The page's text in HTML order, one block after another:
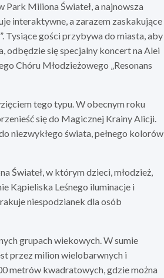
Park Miliona Świateł, a najnowsza
interaktywne, a zarazem zaskakujące
Tysiące gości przybywa do miasta, aby
odbędzie się specjalny koncert na Alei
Chóru Młodzieżowego „Resonans
tego typu. W obecnym roku
się do Magicznej Krainy Alicji.
niezwykłego świata, pełnego kolorów
Świateł, w którym dzieci, młodzież,
Kąpieliska Leśnego iluminacje i
niespodzianek dla osób
grupach wiekowych. W sumie
przez milion wielobarwnych i
metrów kwadratowych, gdzie można